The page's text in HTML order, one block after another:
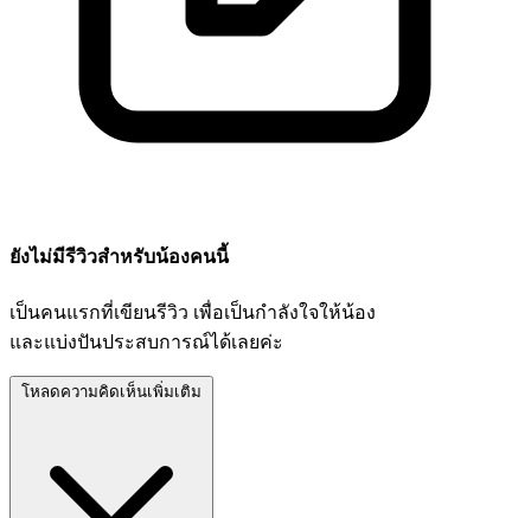
ยังไม่มีรีวิวสำหรับน้องคนนี้
เป็นคนแรกที่เขียนรีวิว เพื่อเป็นกำลังใจให้น้อง
และแบ่งปันประสบการณ์ได้เลยค่ะ
โหลดความคิดเห็นเพิ่มเติม